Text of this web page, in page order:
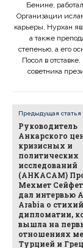
Бенине,
Организации
карьеры, Нурхан
а также
степенью, а его
Посол в
советника
Предыдущая статья
Руководитель
Анкарского
кризисных и
политических
исследований
(АНКАСАМ)
Мехмет
дал интервью
Arabia о
дипломатии,
вышла на
отношениях
Турцией и